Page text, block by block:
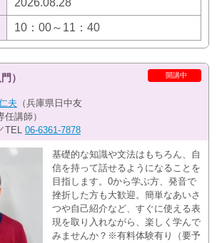
2026.08.28
10：00～11：40
開講中
）
夫 （兵庫県日中友
講師）
TEL 06-6361-7878
基礎的な知識や文法はもちろん、自
信を持って話せるようになることを
目指します。0から学ぶ方、発音で
挫折した方も大歓迎。簡単なあいさ
つや自己紹介など、すぐに使える表
現を取り入れながら、楽しく学んで
みませんか？※有料体験有り（要予